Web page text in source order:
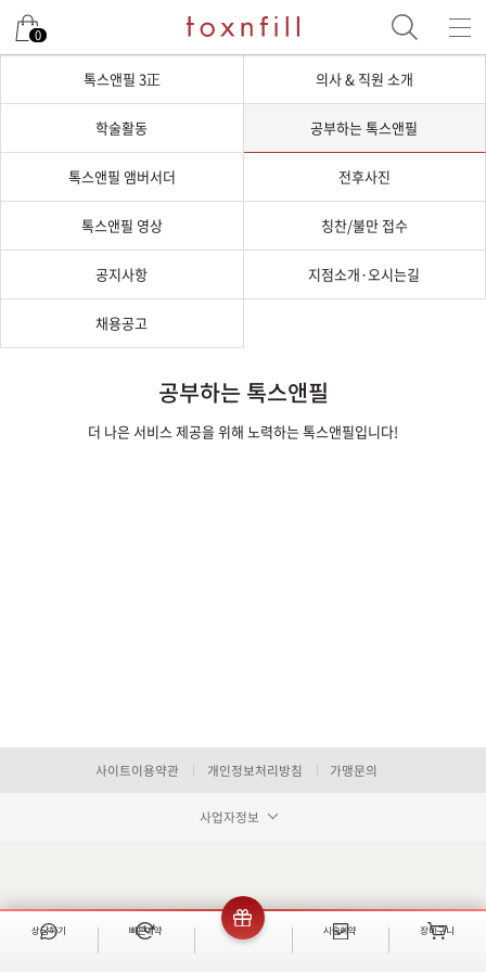
0
톡스앤필 3正 의사 & 직원 소개
학술활동 공부하는 톡스앤필
톡스앤필 앰버서더 전후사진
톡스앤필 영상 칭찬/불만 접수
공지사항 지점소개·오시는길
채용공고
공부하는 톡스앤필
더 나은 서비스 제공을 위해 노력하는 톡스앤필입니다!
사이트이용약관 개인정보처리방침 가맹문의
사업자정보
상담하기 빠른예약 이벤트 시술예약 장바구니